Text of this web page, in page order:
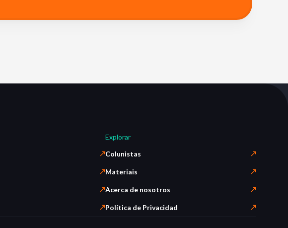
Explorar
Colunistas
Materiais
Acerca de nosotros
Política de Privacidad